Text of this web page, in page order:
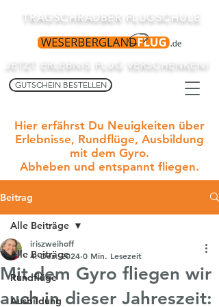
JETZT ERLEBNIS FLUG VERSCHENKEN!
GUTSCHEIN BESTELLEN
TRAGSCHRAUBER FLUGSCHULE
Hier erfährst Du Neuigkeiten über
Erlebnisse, Rundflüge, Ausbildung
mit dem Gyro.
Abheben und entspannt fliegen.
Beitrag
Alle Beiträge
Rundflüge
Ausbildung
Alle Beiträge
Mit dem Gyro fliegen wir
auch in dieser Jahreszeit:
iriszweihoff
4. Dez. 2024 0 Min. Lesezeit